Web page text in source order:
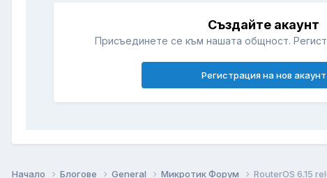
Създайте акаунт
Присъединете се към нашата общност.
Регистрация на нов акаунт
Начало Блогове General Микротик Форум RouterOS 6.15